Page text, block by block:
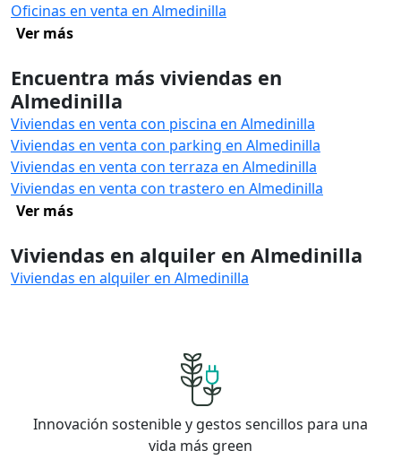
Oficinas en venta en Almedinilla
Ver más
Encuentra más viviendas en
Almedinilla
Viviendas en venta con piscina en Almedinilla
Viviendas en venta con parking en Almedinilla
Viviendas en venta con terraza en Almedinilla
Viviendas en venta con trastero en Almedinilla
Ver más
Viviendas en alquiler en Almedinilla
Viviendas en alquiler en Almedinilla
Innovación sostenible y gestos sencillos para una
vida más green